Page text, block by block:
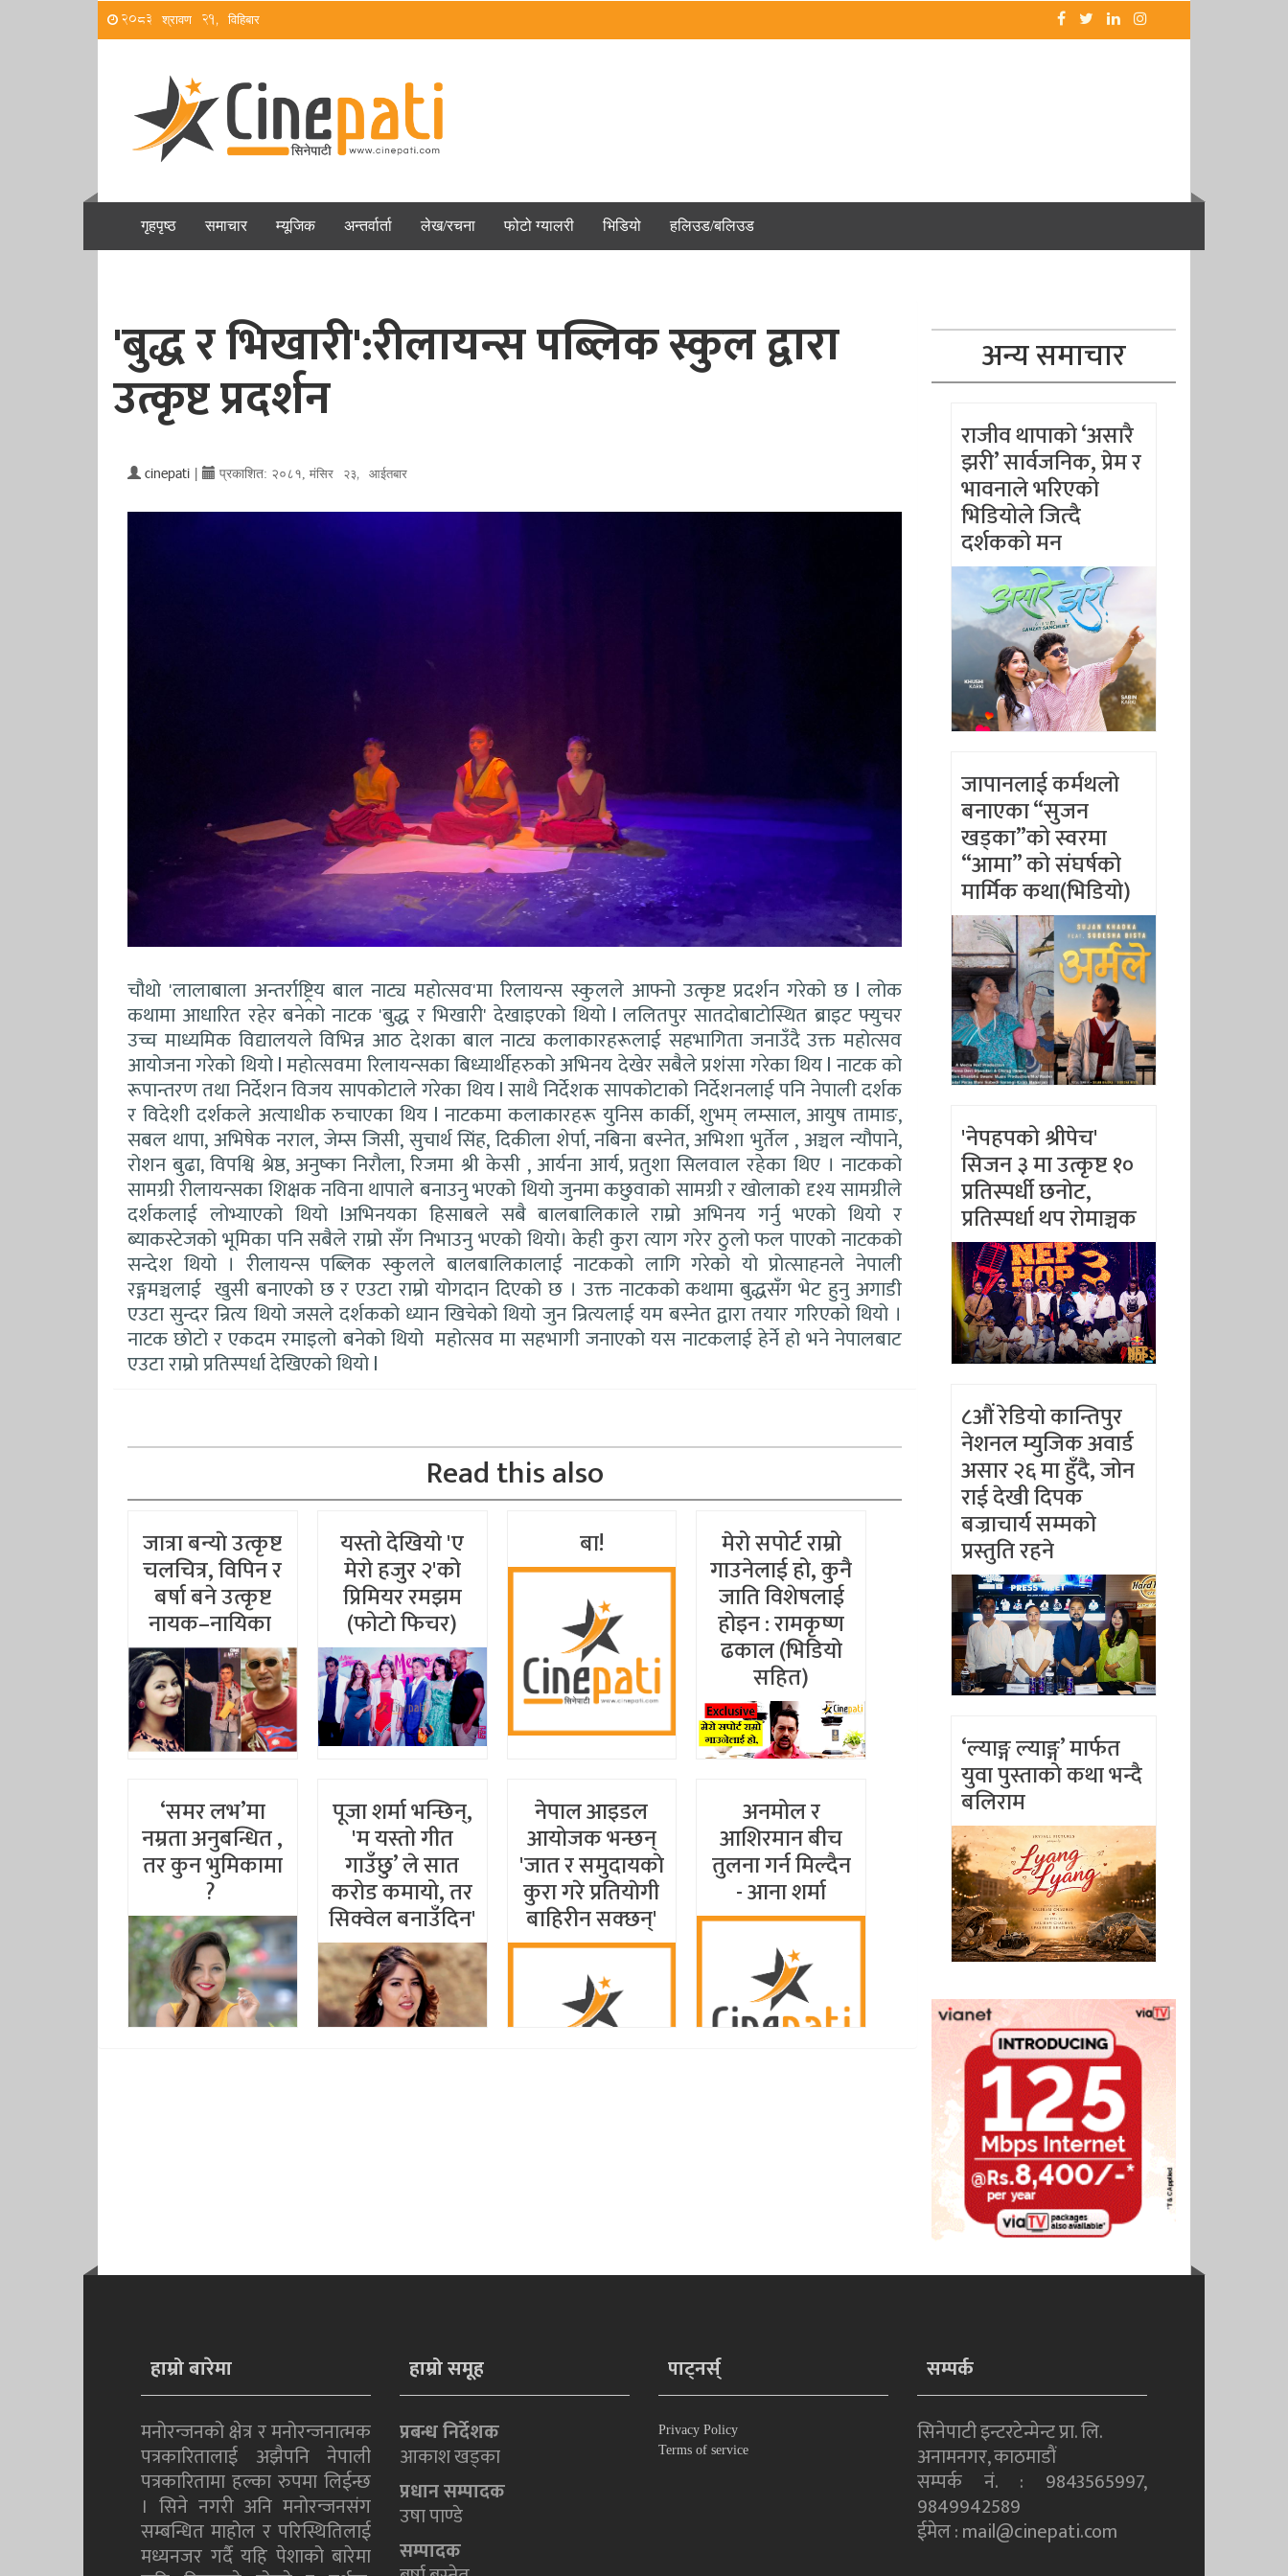
2083 श्रावण 21, विहिबार
गृहपृष्ठ समाचार म्यूजिक अन्तर्वार्ता लेख/रचना फोटो ग्यालरी भिडियो हलिउड/बलिउड
'बुद्ध र भिखारी':रीलायन्स पब्लिक स्कुल द्वारा
उत्कृष्ट प्रदर्शन
cinepati | प्रकाशित: २०८१, मंसिर २३, आईतबार
चौथो 'लालाबाला अन्तर्राष्ट्रिय बाल नाट्य महोत्सव'मा रिलायन्स स्कुलले आफ्नो उत्कृष्ट प्रदर्शन गरेको छ l लोक
कथामा आधारित रहेर बनेको नाटक 'बुद्ध र भिखारी' देखाइएको थियो l ललितपुर सातदोबाटोस्थित ब्राइट फ्युचर
उच्च माध्यमिक विद्यालयले विभिन्न आठ देशका बाल नाट्य कलाकारहरूलाई सहभागिता जनाउँदै उक्त महोत्सव
आयोजना गरेको थियो l महोत्सवमा रिलायन्सका बिध्यार्थीहरुको अभिनय देखेर सबैले प्रशंसा गरेका थिय l नाटक को
रूपान्तरण तथा निर्देशन विजय सापकोटाले गरेका थिय l साथै निर्देशक सापकोटाको निर्देशनलाई पनि नेपाली दर्शक
र विदेशी दर्शकले अत्याधीक रुचाएका थिय l नाटकमा कलाकारहरू युनिस कार्की, शुभम् लम्साल, आयुष तामाङ,
सबल थापा, अभिषेक नराल, जेम्स जिसी, सुचार्थ सिंह, दिकीला शेर्पा, नबिना बस्नेत, अभिशा भुर्तेल , अञ्चल न्यौपाने,
रोशन बुढा, विपश्वि श्रेष्ठ, अनुष्का निरौला, रिजमा श्री केसी , आर्यना आर्य, प्रतुशा सिलवाल रहेका थिए । नाटकको
सामग्री रीलायन्सका शिक्षक नविना थापाले बनाउनु भएको थियो जुनमा कछुवाको सामग्री र खोलाको दृश्य सामग्रीले
दर्शकलाई लोभ्याएको थियो lअभिनयका हिसाबले सबै बालबालिकाले राम्रो अभिनय गर्नु भएको थियो र
ब्याकस्टेजको भूमिका पनि सबैले राम्रो सँग निभाउनु भएको थियो। केही कुरा त्याग गरेर ठुलो फल पाएको नाटकको
सन्देश थियो । रीलायन्स पब्लिक स्कुलले बालबालिकालाई नाटकको लागि गरेको यो प्रोत्साहनले नेपाली
रङ्गमञ्चलाई खुसी बनाएको छ र एउटा राम्रो योगदान दिएको छ । उक्त नाटकको कथामा बुद्धसँग भेट हुनु अगाडी
एउटा सुन्दर न्रित्य थियो जसले दर्शकको ध्यान खिचेको थियो जुन न्रित्यलाई यम बस्नेत द्वारा तयार गरिएको थियो ।
नाटक छोटो र एकदम रमाइलो बनेको थियो महोत्सव मा सहभागी जनाएको यस नाटकलाई हेर्ने हो भने नेपालबाट
एउटा राम्रो प्रतिस्पर्धा देखिएको थियो l
Read this also
जात्रा बन्याे उत्कृष्ट
चलचित्र, विपिन र
बर्षा बने उत्कृष्ट
नायक–नायिका
यस्तो देखियो 'ए
मेरो हजुर २'को
प्रिमियर रमझम
(फोटो फिचर)
बा! मेरो सपोर्ट राम्रो
गाउनेलाई हो, कुनै
जाति विशेषलाई
होइन : रामकृष्ण
ढकाल (भिडियो
सहित)
‘समर लभ’मा
नम्रता अनुबन्धित ,
तर कुन भुमिकामा
?
पूजा शर्मा भन्छिन्,
'म यस्तो गीत
गाउँछु’ ले सात
करोड कमायो, तर
सिक्वेल बनाउँदिन'
नेपाल आइडल
आयोजक भन्छन्
'जात र समुदायकाे
कुरा गरे प्रतियाेगी
बाहिरीन सक्छन्'
अनमोल र
आशिरमान बीच
तुलना गर्न मिल्दैन
- आना शर्मा
अन्य समाचार
राजीव थापाको ‘असारै
झरी’ सार्वजनिक, प्रेम र
भावनाले भरिएको
भिडियोले जित्दै
दर्शकको मन
जापानलाई कर्मथलो
बनाएका “सुजन
खड्का”को स्वरमा
“आमा” को संघर्षको
मार्मिक कथा(भिडियो)
'नेपहपको श्रीपेच'
सिजन ३ मा उत्कृष्ट १०
प्रतिस्पर्धी छनोट,
प्रतिस्पर्धा थप रोमाञ्चक
८औं रेडियो कान्तिपुर
नेशनल म्युजिक अवार्ड
असार २६ मा हुँदै, जोन
राई देखी दिपक
बज्राचार्य सम्मको
प्रस्तुति रहने
‘ल्याङ्ग ल्याङ्ग’ मार्फत
युवा पुस्ताको कथा भन्दै
बलिराम
हाम्रो बारेमा
मनोरन्जनको क्षेत्र र मनोरन्जनात्मक
पत्रकारितालाई अझैपनि नेपाली
पत्रकारितामा हल्का रुपमा लिईन्छ
। सिने नगरी अनि मनोरन्जनसंग
सम्बन्धित माहोल र परिस्थितिलाई
मध्यनजर गर्दै यहि पेशाको बारेमा
हाम्रो समूह
प्रबन्ध निर्देशक
आकाश खड्का
प्रधान सम्पादक
उषा पाण्डे
सम्पादक
पाट्नर्स्
Privacy Policy
Terms of service
सम्पर्क
सिनेपाटी इन्टरटेन्मेन्ट प्रा. लि.
अनामनगर, काठमाडाैं
सम्पर्क नं. : 9843565997,
9849942589
ईमेल : mail@cinepati.com